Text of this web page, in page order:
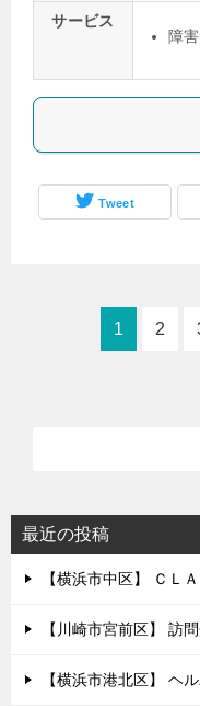
サービス
障
Tweet
1 2
最近の投稿
【横浜市中区】 ＣＬ
【川崎市宮前区】 訪
【横浜市港北区】 ヘ